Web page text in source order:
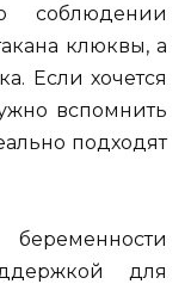
соблюдении
клюквы, а
Если хочется
вспомнить
подходят
для